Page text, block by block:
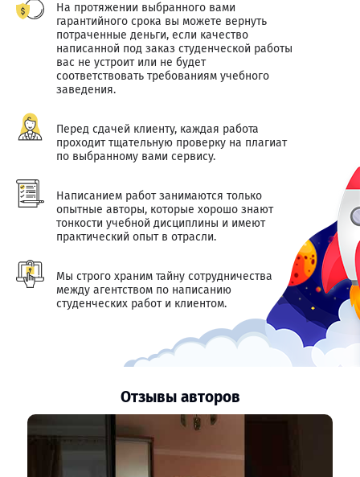
На протяжении выбранного вами
гарантийного срока вы можете вернуть
потраченные деньги, если качество
написанной под заказ студенческой работы
вас не устроит или не будет
соответствовать требованиям учебного
заведения.
Перед сдачей клиенту, каждая работа
проходит тщательную проверку на плагиат
по выбранному вами сервису.
Написанием работ занимаются только
опытные авторы, которые хорошо знают
тонкости учебной дисциплины и имеют
практический опыт в отрасли.
Мы строго храним тайну сотрудничества
между агентством по написанию
студенческих работ и клиентом.
Отзывы авторов